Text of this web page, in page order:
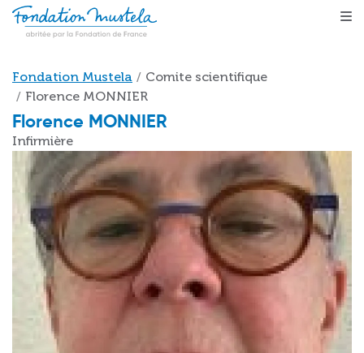
Skip to main content
Breadcrumb
Fondation Mustela
Comite scientifique
Florence MONNIER
Florence MONNIER
Infirmière